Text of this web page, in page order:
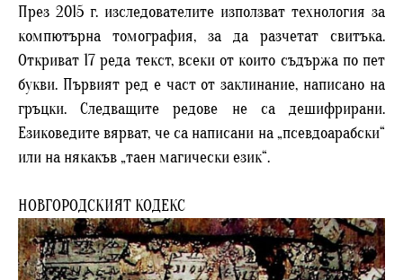
През 2015 г. изследователите използват технология за
компютърна томография, за да разчетат свитъка.
Откриват 17 реда текст, всеки от които съдържа по пет
букви. Първият ред е част от заклинание, написано на
гръцки. Следващите редове не са дешифрирани.
Езиковедите вярват, че са написани на „псевдоарабски“
или на някакъв „таен магически език“.
НОВГОРОДСКИЯТ КОДЕКС